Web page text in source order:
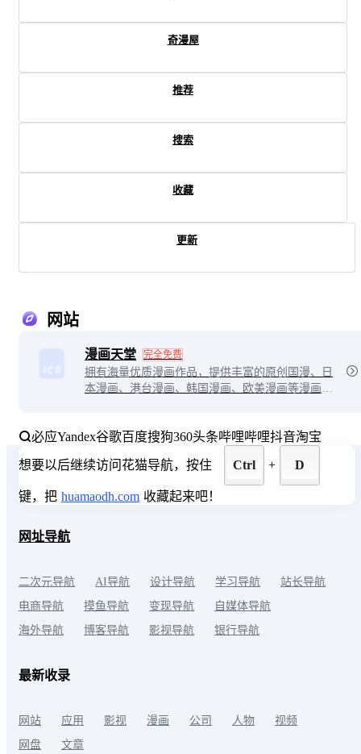
奇漫屋
推荐
搜索
收藏
更新
网站
漫画天堂 完全免费
拥有海量优质漫画作品，提供丰富的原创国漫、日
本漫画、港台漫画、韩国漫画、欧美漫画等漫画作
必应Yandex谷歌百度搜狗360头条哔哩哔哩抖音淘宝
想要以后继续访问花猫导航，按住 Ctrl + D
键，把 huamaodh.com 收藏起来吧！
网址导航
二次元导航 AI导航 设计导航 学习导航
站长导航
电商导航
摸鱼导航 变现导航
自媒体导航
海外导航
博客导航 影视导航 银行导航
最新收录
网站 应用 影视 漫画 公司 人物
视频
网盘
文章